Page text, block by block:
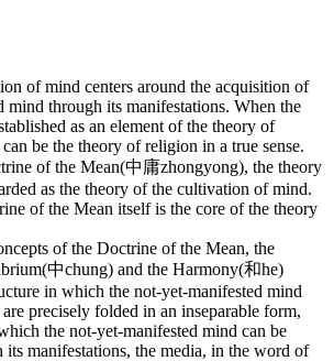
of mind centers around the acquisition of
mind through its manifestations. When the
as an element of the theory of
be the theory of religion in a true sense.
of the Mean(中庸zhongyong), the theory
as the theory of the cultivation of mind.
of the Mean itself is the core of the theory
of the Doctrine of the Mean, the
中chung) and the Harmony(和he)
in which the not-yet-manifested mind
precisely folded in an inseparable form,
the not-yet-manifested mind can be
manifestations, the media, in the word of